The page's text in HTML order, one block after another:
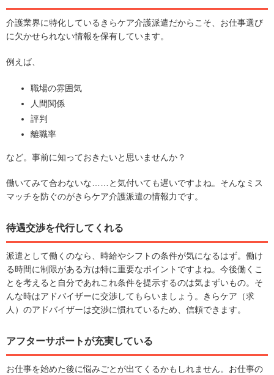
介護業界に特化しているきらケア介護派遣だからこそ、お仕事選び
に欠かせられない情報を保有しています。
例えば、
職場の雰囲気
人間関係
評判
離職率
など。事前に知っておきたいと思いませんか？
働いてみて合わないな……と気付いても遅いですよね。そんなミス
マッチを防ぐのがきらケア介護派遣の情報力です。
待遇交渉を代行してくれる
派遣として働くのなら、時給やシフトの条件が気になるはず。働け
る時間に制限がある方は特に重要なポイントですよね。今後働くこ
とを考えると自分であれこれ条件を提示するのは気まずいもの。そ
んな時はアドバイザーに交渉してもらいましょう。きらケア（求
人）のアドバイザーは交渉に慣れているため、信頼できます。
アフターサポートが充実している
お仕事を始めた後に悩みごとが出てくるかもしれません。お仕事の